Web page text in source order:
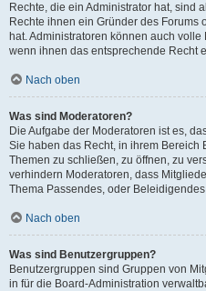
Rechte, die ein Administrator hat, sind
Rechte ihnen ein Gründer des Forums
hat. Administratoren können auch
wenn ihnen das entsprechende Recht
Nach oben
Was sind Moderatoren?
Die Aufgabe der Moderatoren ist es,
Sie haben das Recht, in ihrem Bereich
Themen zu schließen, zu öffnen, zu
verhindern Moderatoren, dass
Thema Passendes, oder
Nach oben
Was sind Benutzergruppen?
Benutzergruppen sind Gruppen von
in für die Board-Administration